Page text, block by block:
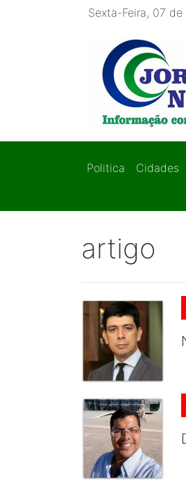
Sexta-Feira, 07
Politica Cidades
artigo